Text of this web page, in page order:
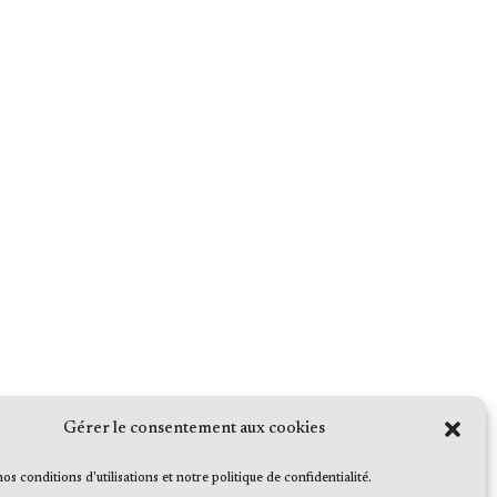
Gérer le consentement aux cookies
conditions d'utilisations et notre politique de confidentialité.